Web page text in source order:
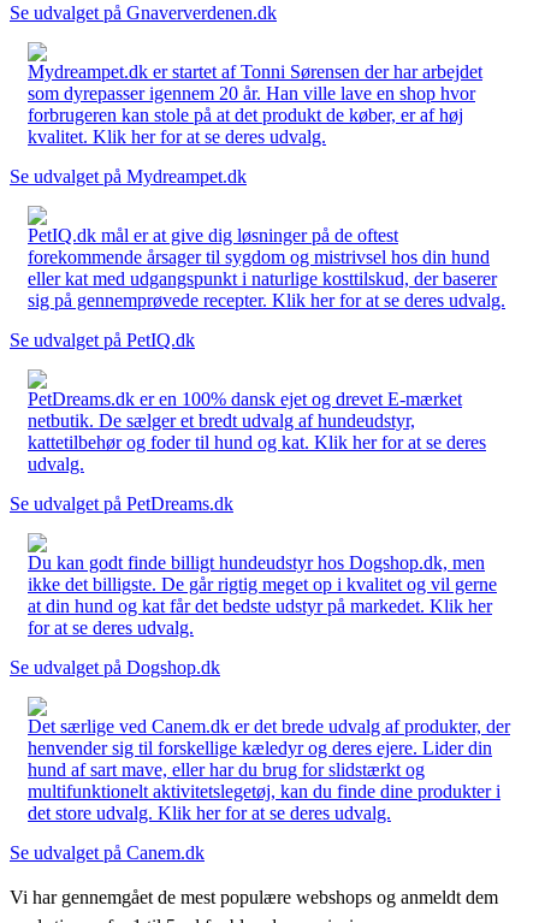
Se udvalget på Gnaververdenen.dk
Mydreampet.dk er startet af Tonni Sørensen der har arbejdet
som dyrepasser igennem 20 år. Han ville lave en shop hvor
forbrugeren kan stole på at det produkt de køber, er af høj
kvalitet. Klik her for at se deres udvalg.
Se udvalget på Mydreampet.dk
PetIQ.dk mål er at give dig løsninger på de oftest
forekommende årsager til sygdom og mistrivsel hos din hund
eller kat med udgangspunkt i naturlige kosttilskud, der baserer
sig på gennemprøvede recepter. Klik her for at se deres udvalg.
Se udvalget på PetIQ.dk
PetDreams.dk er en 100% dansk ejet og drevet E-mærket
netbutik. De sælger et bredt udvalg af hundeudstyr,
kattetilbehør og foder til hund og kat. Klik her for at se deres
udvalg.
Se udvalget på PetDreams.dk
Du kan godt finde billigt hundeudstyr hos Dogshop.dk, men
ikke det billigste. De går rigtig meget op i kvalitet og vil gerne
at din hund og kat får det bedste udstyr på markedet. Klik her
for at se deres udvalg.
Se udvalget på Dogshop.dk
Det særlige ved Canem.dk er det brede udvalg af produkter, der
henvender sig til forskellige kæledyr og deres ejere. Lider din
hund af sart mave, eller har du brug for slidstærkt og
multifunktionelt aktivitetslegetøj, kan du finde dine produkter i
det store udvalg. Klik her for at se deres udvalg.
Se udvalget på Canem.dk
Vi har gennemgået de mest populære webshops og anmeldt dem